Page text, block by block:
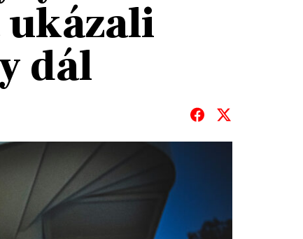
ukázali
dál